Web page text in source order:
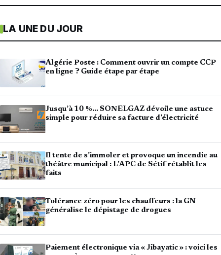
LA UNE DU JOUR
Algérie Poste : Comment ouvrir un compte CCP
en ligne ? Guide étape par étape
Jusqu’à 10 %… SONELGAZ dévoile une astuce
simple pour réduire sa facture d’électricité
Il tente de s’immoler et provoque un incendie au
théâtre municipal : L’APC de Sétif rétablit les
faits
Tolérance zéro pour les chauffeurs : la GN
généralise le dépistage de drogues
Paiement électronique via « Jibayatic » : voici les